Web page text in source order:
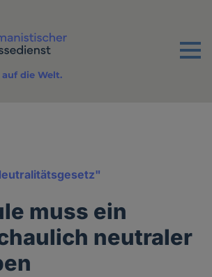
Menu
die Welt.
muss ein
neutraler